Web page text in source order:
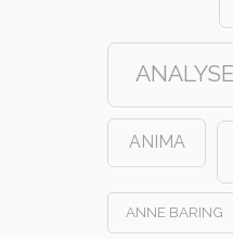
ANIMA
ANNE BARING